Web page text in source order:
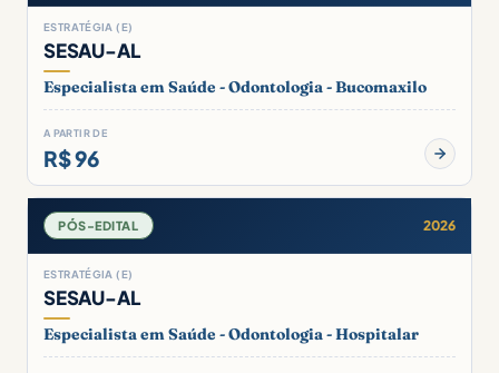
ESTRATÉGIA (E)
SESAU-AL
Especialista em Saúde - Odontologia - Bucomaxilo
A PARTIR DE
R$ 96
PÓS-EDITAL 2026
ESTRATÉGIA (E)
SESAU-AL
Especialista em Saúde - Odontologia - Hospitalar